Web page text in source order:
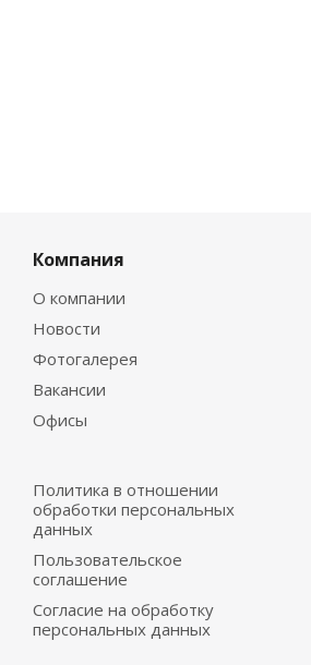
Компания
О компании
Новости
Фотогалерея
Вакансии
Офисы
Политика в отношении
обработки персональных
данных
Пользовательское
соглашение
Согласие на обработку
персональных данных